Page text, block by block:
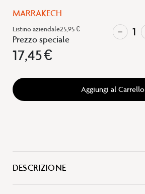
Listino aziendale25,95 €
Prezzo speciale
17,45 €
Aggiungi al Carrello
DESCRIZIONE
MARRAKECH